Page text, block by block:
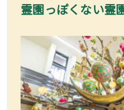
霊園っぽくない霊